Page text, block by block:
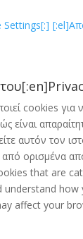
Settings[:]
cookies
είναι
αυτόν τον
ορισμένα
that are
understand
affect your